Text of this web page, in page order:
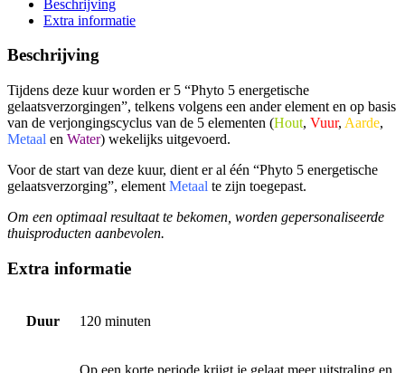
Beschrijving
Extra informatie
Beschrijving
Tijdens deze kuur worden er 5 “Phyto 5 energetische
gelaatsverzorgingen”, telkens volgens een ander element en op basis
van de verjongingscyclus van de 5 elementen (Hout, Vuur, Aarde,
Metaal en Water) wekelijks uitgevoerd.
Voor de start van deze kuur, dient er al één “Phyto 5 energetische
gelaatsverzorging”, element Metaal te zijn toegepast.
Om een optimaal resultaat te bekomen, worden gepersonaliseerde
thuisproducten aanbevolen.
Extra informatie
Duur 120 minuten
Op een korte periode krijgt je gelaat meer uitstraling en